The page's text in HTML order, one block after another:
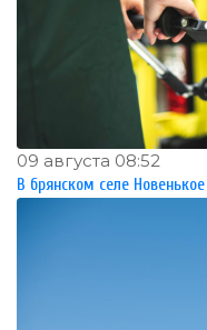
09 августа 08:52
В брянском селе